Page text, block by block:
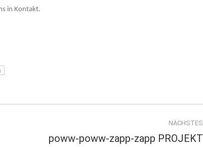
in Kontakt.
NÄCHSTES
poww-poww-zapp-zapp PROJEKT